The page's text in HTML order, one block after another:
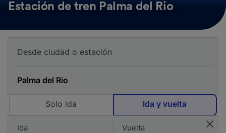
Estación de tren Palma del Rio
Solo ida Ida y vuelta
Ida Vuelta